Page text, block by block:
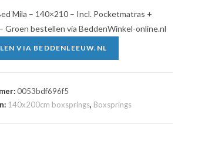
Mila – 140×210 – Incl. Pocketmatras +
Groen bestellen via BeddenWinkel-online.nl
VIA BEDDENLEEUW.NL
0053bdf696f5
140x200cm boxsprings, Boxsprings